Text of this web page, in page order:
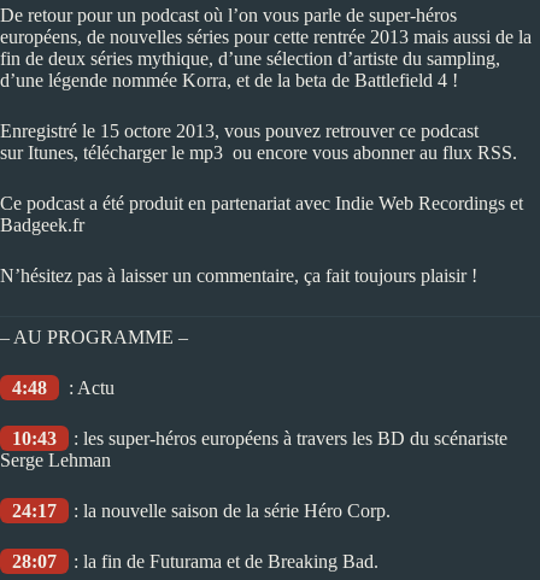
De retour pour un podcast où l’on vous parle de super-héros
européens, de nouvelles séries pour cette rentrée 2013 mais aussi de la
fin de deux séries mythique, d’une sélection d’artiste du sampling,
d’une légende nommée Korra, et de la beta de Battlefield 4 !
Enregistré le 15 octore 2013, vous pouvez retrouver ce podcast
surItunes, télécharger le mp3 ou encore vous abonner au flux RSS.
Ce podcast a été produit en partenariat avec Indie Web Recordings et
Badgeek.fr
N’hésitez pas à laisser un commentaire, ça fait toujours plaisir !
– AU PROGRAMME –
4:48 : Actu
10:43
: les super-héros européens à travers les BD du scénariste
Serge Lehman
24:17 : la nouvelle saison de la série Héro Corp.
28:07 : la fin de Futurama et de Breaking Bad.